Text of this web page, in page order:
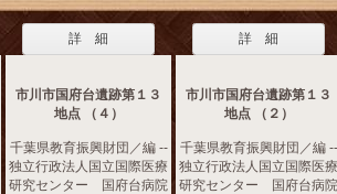
詳 細
市川市国府台遺跡第１３
地点 （４）
千葉県教育振興財団／編 --
独立行政法人国立国際医療
研究センター 国府台病院
詳 細
市川市国府台遺跡第１３
地点 （２）
千葉県教育振興財団／編 --
独立行政法人国立国際医療
研究センター 国府台病院